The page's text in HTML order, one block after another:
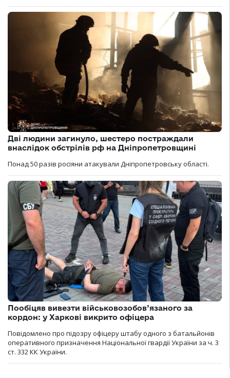
Дві людини загинуло, шестеро постраждали
внаслідок обстрілів рф на Дніпропетровщині
Понад 50 разів росіяни атакували Дніпропетровську області.
Пообіцяв вивезти військовозобов’язаного за
кордон: у Харкові викрито офіцера
Повідомлено про підозру офіцеру штабу одного з батальйонів
оперативного призначення Національної гвардії України за ч. 3
ст. 332 КК України.